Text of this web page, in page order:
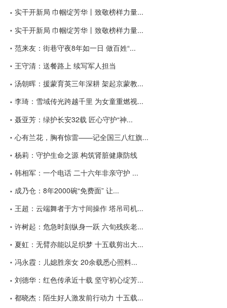
实干开新局 巾帼绽芳华丨致敬榜样力量...
实干开新局 巾帼绽芳华丨致敬榜样力量...
范来友：街巷守夜8年如一日 做百姓“...
王守清：送餐路上 续写军人担当
汤朝晖：援蒙育英三年深耕 架起京蒙教...
李琦：雪域传光跨越千里 为女童重燃视...
聂亚芳：绿护长安32载 匠心守护“神...
心有兰花，胸有惊雷——记全国三八红旗...
杨莉：守护生命之源 构筑肾脏健康防线
韩相军：一个电话 二十六年非亲守护 ...
成乃仓：8年2000碗“免费面” 让...
王超：云端舞者于方寸间操作 塔吊司机...
许树起：危急时刻纵身一跃 六旬残疾老...
夏虹：无臂亦能以足织梦 十五载剪出大...
冯永霞：儿媳胜亲女 20余载悉心照料...
刘德华：红色传承近十载 坚守初心绽芳...
都晓杰：陌生好人激发前行动力 十五载...